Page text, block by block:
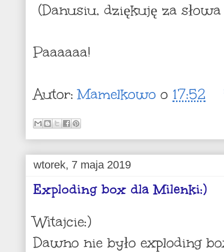
(Danusiu, dziękuję za
Paaaaaa!
Autor:Mamelkowo o 17:52
wtorek, 7 maja 2019
Exploding box dla Milenki:)
Witajcie:)
Dawno nie było exploding